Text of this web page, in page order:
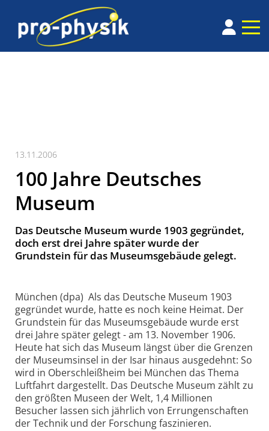
13.11.2006
100 Jahre Deutsches
Museum
Das Deutsche Museum wurde 1903 gegründet,
doch erst drei Jahre später wurde der
Grundstein für das Museumsgebäude gelegt.
München (dpa) ­ Als das Deutsche Museum 1903
gegründet wurde, hatte es noch keine Heimat. Der
Grundstein für das Museumsgebäude wurde erst
drei Jahre später gelegt - am 13. November 1906.
Heute hat sich das Museum längst über die Grenzen
der Museumsinsel in der Isar hinaus ausgedehnt: So
wird in Oberschleißheim bei München das Thema
Luftfahrt dargestellt. Das Deutsche Museum zählt zu
den größten Museen der Welt, 1,4 Millionen
Besucher lassen sich jährlich von Errungenschaften
der Technik und der Forschung faszinieren.